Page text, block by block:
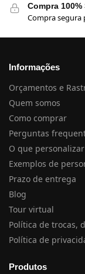
Compra 100%
Compra segura
Informações
Orçamentos e
Quem somos
Como comprar
Perguntas
O que personalizar
Exemplos de
Prazo de entrega
Blog
Tour virtual
Política de trocas,
Política de
Produtos